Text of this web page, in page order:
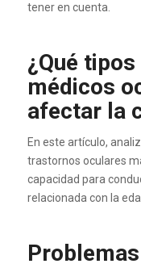
tener en cuenta.
¿Qué
médicos
afectar la
En este artículo,
trastornos oculares
capacidad para
relacionada con la